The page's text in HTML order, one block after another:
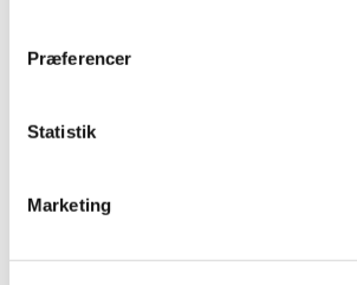
Præferencer
Statistik
Marketing
Dalbyvej 58, Ejby
Vis kirken på
Find kirken på
Formand for menighedsrådet